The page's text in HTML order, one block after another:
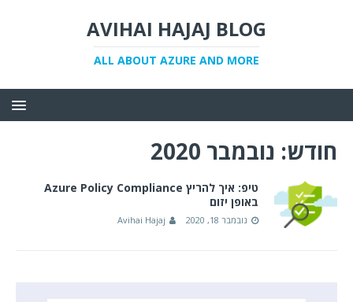
AVIHAI HAJAJ BLOG
ALL ABOUT AZURE AND MORE
חודש: נובמבר 2020
טיפ: איך להריץ Azure Policy Compliance
באופן יזום
נובמבר 18, 2020 Avihai Hajaj